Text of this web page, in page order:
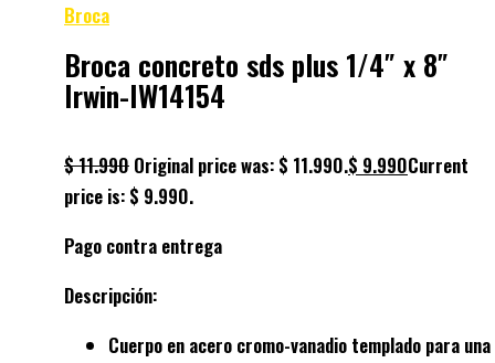
Broca
Broca concreto sds plus 1/4″ x 8″
Irwin-IW14154
$11.990 Original price was: $ 11.990.$ 9.990Current
price is: $ 9.990.
Pago contra entrega
Descripción:
Cuerpo en acero cromo-vanadio templado para una